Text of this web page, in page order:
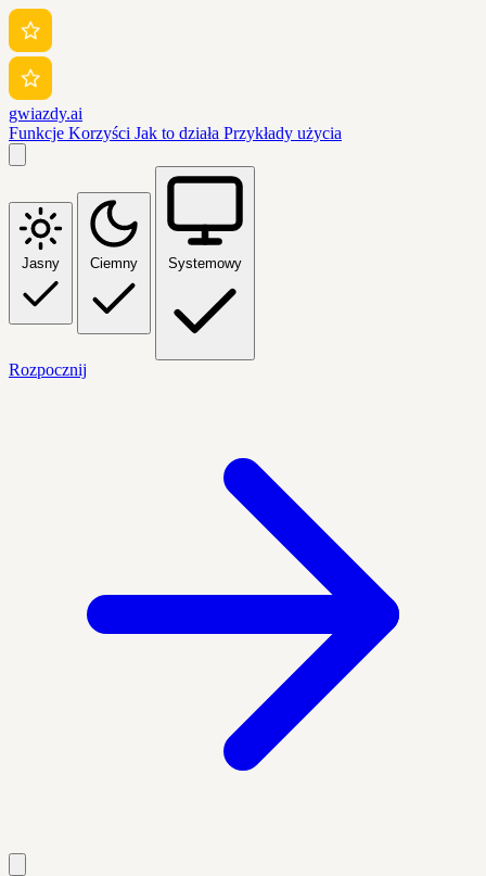
gwiazdy.ai
Funkcje Korzyści Jak to działa Przykłady użycia
Jasny Ciemny Systemowy
Rozpocznij